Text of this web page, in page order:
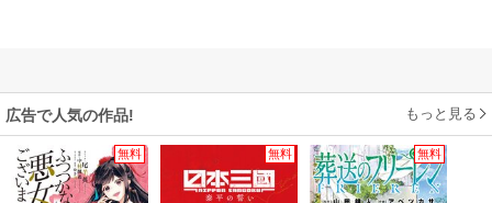
広告で人気の作品! もっと見る
無料 無料 無料